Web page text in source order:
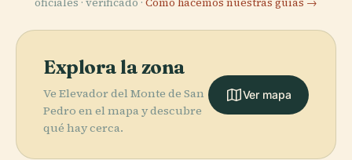
oficiales · verificado · Cómo hacemos nuestras guías →
Explora la zona
Ve Elevador del Monte de San
Pedro en el mapa y descubre
qué hay cerca.
Ver mapa